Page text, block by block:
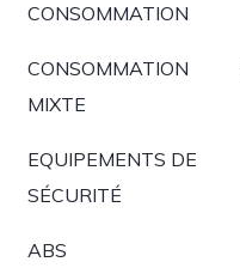
CONSOMMATION
CONSOMMATION
MIXTE
EQUIPEMENTS DE
SÉCURITÉ
ABS